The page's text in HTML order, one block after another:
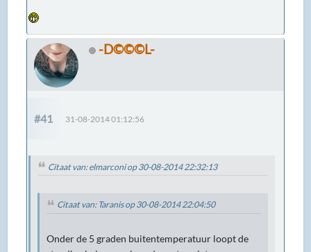
-D©©©L-
#41 31-08-2014 01:12:56
Citaat van: elmarconi op 30-08-2014 22:32:13
Citaat van: Taranis op 30-08-2014 22:04:50
Onder de 5 graden buitentemperatuur loopt de